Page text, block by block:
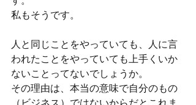
私もそうです。
人と同じことをやっていても、人に言
われたことをやっていても上手くいか
ないことってないでしょうか。
その理由は、本当の意味で自分のもの